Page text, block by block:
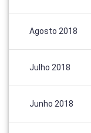
Agosto 2018
Julho 2018
Junho 2018